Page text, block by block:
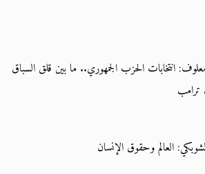
انتخابات الحزب الجمهوري.. ما بين قلق السباق
العالم وحقوق الإنسان